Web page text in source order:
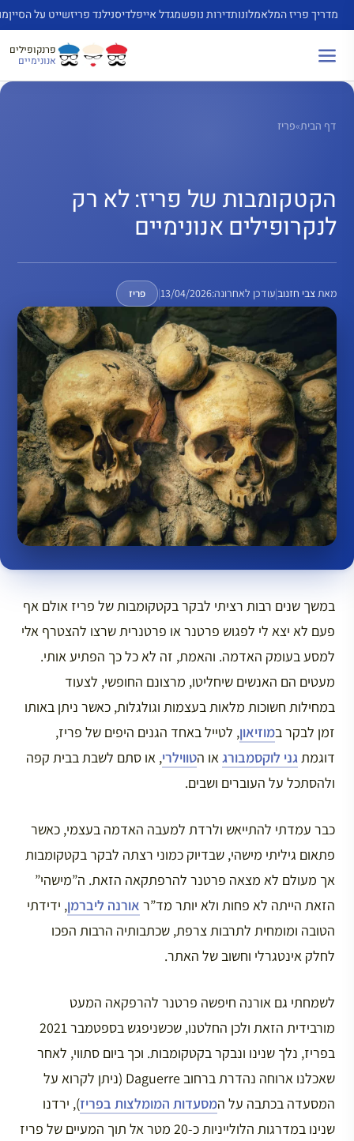
לדלג
לתוכן
מדריך פריז המלאמלונותדירות נופשמגדל אייפלדיסנילנד פריזשייט על הסיין
פרנקופילים
אנונימיים
דף הבית»פריז
הקטקומבות של פריז: לא רק
לנקרופילים אנונימיים
מאתצבי חזנוב|עודכן לאחרונה:13/04/2026
| פריז
במשך שנים רבות רציתי לבקר בקטקומבות של פריז אולם אף
פעם לא יצא לי לפגוש פרטנר או פרטנרית שרצו להצטרף אלי
למסע בעומק האדמה. והאמת, זה לא כל כך הפתיע אותי.
מעטים הם האנשים שיחליטו, מרצונם החופשי, לצעוד
במחילות חשוכות מלאות בעצמות וגולגלות, כאשר ניתן באותו
זמן לבקר במוזיאון, לטייל באחד הגנים היפים של פריז,
דוגמתגני לוקסמבורגאו הטווילרי, או סתם לשבת בבית קפה
ולהסתכל על העוברים ושבים.
כבר עמדתי להתייאש ולרדת למעבה האדמה בעצמי, כאשר
פתאום גיליתי מישהי, שבדיוק כמוני רצתה לבקר בקטקומבות
אך מעולם לא מצאה פרטנר להרפתקאה הזאת. ה”מישהי”
הזאת הייתה לא פחות ולא יותר מד”ר אורנה ליברמן, ידידתי
הטובה ומומחית לתרבות צרפת, שכתבותיה הרבות הפכו
לחלק אינטגרלי וחשוב של האתר.
לשמחתי גם אורנה חיפשה פרטנר להרפקאה המעט
מורבידית הזאת ולכן החלטנו, שכשניפגש בספטמבר 2021
בפריז, נלך שנינו ונבקר בקטקומבות. וכך ביום סתווי, לאחר
שאכלנו ארוחה נהדרת ברחוב Daguerre (ניתן לקרוא על
המסעדה בכתבה על המסעדות המומלצות בפריז), ירדנו
שנינו במדרגות הלולייניות כ-20 מטר אל תוך המעיים של פריז